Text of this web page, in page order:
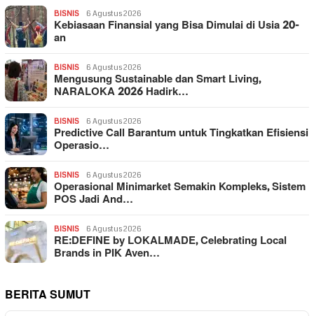
BISNIS 6 Agustus 2026
Kebiasaan Finansial yang Bisa Dimulai di Usia 20-
an
BISNIS 6 Agustus 2026
Mengusung Sustainable dan Smart Living,
NARALOKA 2026 Hadirk…
BISNIS 6 Agustus 2026
Predictive Call Barantum untuk Tingkatkan Efisiensi
Operasio…
BISNIS 6 Agustus 2026
Operasional Minimarket Semakin Kompleks, Sistem
POS Jadi And…
BISNIS 6 Agustus 2026
RE:DEFINE by LOKALMADE, Celebrating Local
Brands in PIK Aven…
BERITA SUMUT